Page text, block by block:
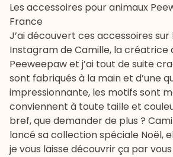
Les accessoires pour animaux
France
J’ai découvert ces accessoires
Instagram de Camille, la créatrice
Peeweepaw et j’ai tout de suite
sont fabriqués à la main et d’une
impressionnante, les motifs sont
conviennent à toute taille et
bref, que demander de plus ?
lancé sa collection spéciale Noël,
je vous laisse découvrir ça par